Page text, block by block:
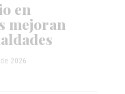
en
mejoran
2026